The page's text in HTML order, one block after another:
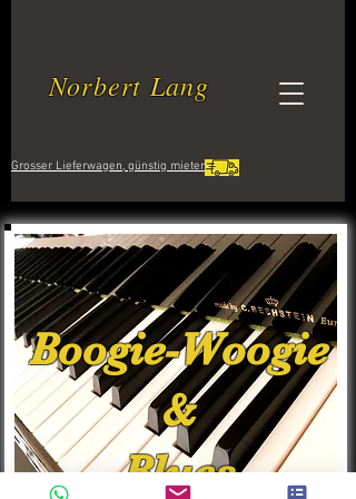
Norbert Lang
Grosser Lieferwagen, günstig mieten
Boogie-Woogie
&
Blues